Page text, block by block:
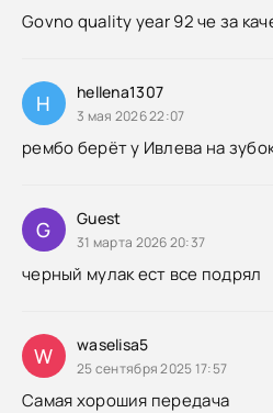
Govno quality year 92 че за
H hellena1307
3 мая 2026 22:07
рембо берёт у Ивлева на
G Guest
31 марта 2026 20:37
черный мулак ест все подрял
W waselisa5
25 сентября 2025 17:57
Самая хорошия передача